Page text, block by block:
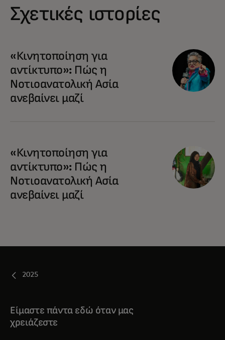
Σχετικές ιστορίες
«Κινητοποίηση για
αντίκτυπο»: Πώς η
Νοτιοανατολική Ασία
ανεβαίνει μαζί
«Κινητοποίηση για
αντίκτυπο»: Πώς η
Νοτιοανατολική Ασία
ανεβαίνει μαζί
2025
Είμαστε πάντα εδώ όταν μας
χρειάζεστε